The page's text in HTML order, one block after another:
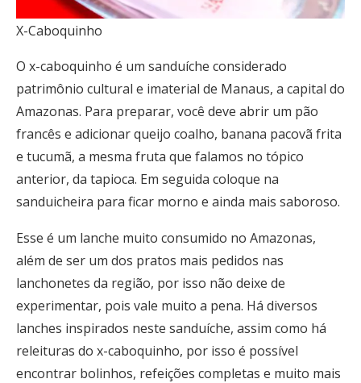
X-Caboquinho
O x-caboquinho é um sanduíche considerado
patrimônio cultural e imaterial de Manaus, a capital do
Amazonas. Para preparar, você deve abrir um pão
francês e adicionar queijo coalho, banana pacovã frita
e tucumã, a mesma fruta que falamos no tópico
anterior, da tapioca. Em seguida coloque na
sanduicheira para ficar morno e ainda mais saboroso.
Esse é um lanche muito consumido no Amazonas,
além de ser um dos pratos mais pedidos nas
lanchonetes da região, por isso não deixe de
experimentar, pois vale muito a pena. Há diversos
lanches inspirados neste sanduíche, assim como há
releituras do x-caboquinho, por isso é possível
encontrar bolinhos, refeições completas e muito mais